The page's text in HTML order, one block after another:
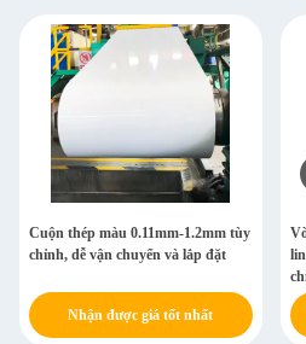
Cuộn thép màu 0.11mm-1.2mm tùy
chỉnh, dễ vận chuyển và lắp đặt
Nhận được giá tốt nhất